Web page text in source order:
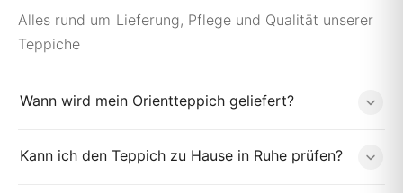
Alles rund um Lieferung, Pflege und Qualität unserer
Teppiche
Wann wird mein Orientteppich geliefert?
Kann ich den Teppich zu Hause in Ruhe prüfen?